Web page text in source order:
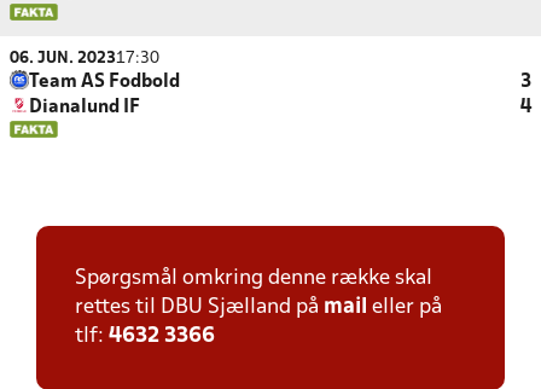
06. JUN. 202317:30
Team AS Fodbold
3
Dianalund IF
4
Spørgsmål omkring denne række skal
rettes til DBU Sjælland på mail eller på
tlf: 4632 3366